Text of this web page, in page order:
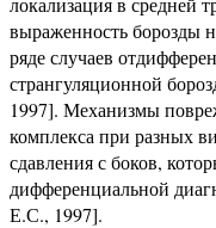
выраженность борозды
ряде случаев
странгуляционной
1997]. Механизмы
комплекса при разных
сдавления с боков,
дифференциальной
Е.С., 1997].